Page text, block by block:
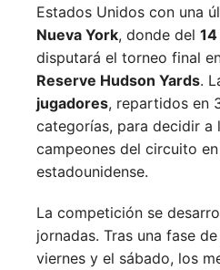
Estados Unidos con una
Nueva York, donde del
disputará el torneo final
Reserve Hudson Yards.
jugadores, repartidos en
categorías, para decidir a
campeones del circuito
estadounidense.
La competición se
jornadas. Tras una fase
viernes y el sábado, los